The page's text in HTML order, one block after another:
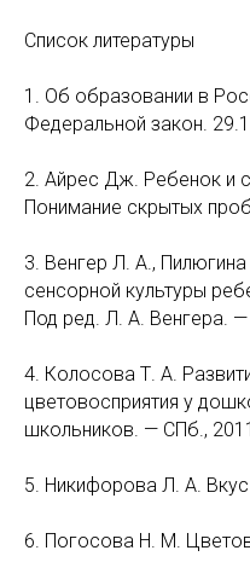
Список литературы
1. Об образовании в
Федеральной закон.
2. Айрес Дж. Ребенок и
Понимание скрытых
3. Венгер Л. А.,
сенсорной культуры
Под ред. Л. А. Венгера.
4. Колосова Т. А.
цветовосприятия у
школьников. — СПб.,
5. Никифорова Л. А.
6. Погосова Н. М.